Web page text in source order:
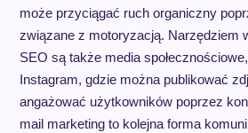
może przyciągać ruch organiczny
związane z motoryzacją. Narzędziem
SEO są także media
Instagram, gdzie można publikować
angażować użytkowników poprzez
mail marketing to kolejna forma